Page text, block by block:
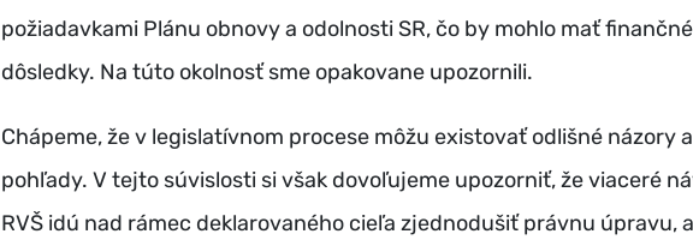
požiadavkami Plánu obnovy a odolnosti SR, čo by mohlo mať finančné
dôsledky. Na túto okolnosť sme opakovane upozornili.
Chápeme, že v legislatívnom procese môžu existovať odlišné názory a
pohľady. V tejto súvislosti si však dovoľujeme upozorniť, že viaceré
RVŠ idú nad rámec deklarovaného cieľa zjednodušiť právnu úpravu,